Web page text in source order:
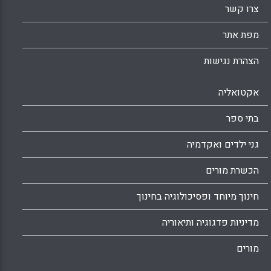
צרו קשר
מפת אתר
הצהרת נגישות
אקטואליה
בתי ספר
גני ילדים ואקדמיה
הכשרת מורים
חינוך מיוחד ופסיכולוגיה בחינוך
מדיניות פדגוגיה ותיאוריה
מורים